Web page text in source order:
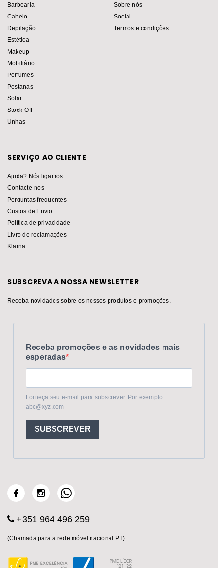
Barbearia
Cabelo
Depilação
Estética
Makeup
Mobiliário
Perfumes
Pestanas
Solar
Stock-Off
Unhas
Sobre nós
Social
Termos e condições
SERVIÇO AO CLIENTE
Ajuda? Nós ligamos
Contacte-nos
Perguntas frequentes
Custos de Envio
Política de privacidade
Livro de reclamações
Klarna
SUBSCREVA A NOSSA NEWSLETTER
Receba novidades sobre os nossos produtos e promoções.
Receba promoções e as novidades mais
esperadas
Forneça seu e-mail para subscrever. Por exemplo:
abc@xyz.com
SUBSCREVER
+351 964 496 259
(Chamada para a rede móvel nacional PT)